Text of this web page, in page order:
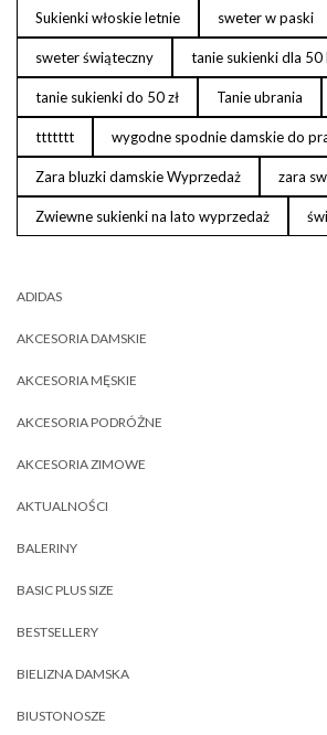
Sukienki włoskie letnie sweter w paski
sweter świąteczny tanie sukienki dla 50
tanie sukienki do 50 zł Tanie ubrania
ttttttt wygodne spodnie damskie do
Zara bluzki damskie Wyprzedaż zara
Zwiewne sukienki na lato wyprzedaż
ADIDAS
AKCESORIA DAMSKIE
AKCESORIA MĘSKIE
AKCESORIA PODRÓŻNE
AKCESORIA ZIMOWE
AKTUALNOŚCI
BALERINY
BASIC PLUS SIZE
BESTSELLERY
BIELIZNA DAMSKA
BIUSTONOSZE